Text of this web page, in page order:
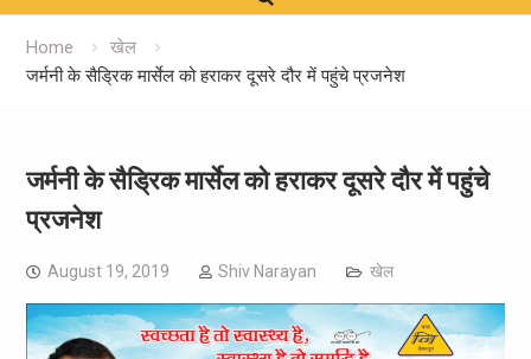
Home
खेल
जर्मनी के सैड्रिक मार्सेल को हराकर दूसरे दौर में पहुंचे प्रजनेश
जर्मनी के सैड्रिक मार्सेल को हराकर दूसरे दौर में पहुंचे
प्रजनेश
August 19, 2019 Shiv Narayan खेल